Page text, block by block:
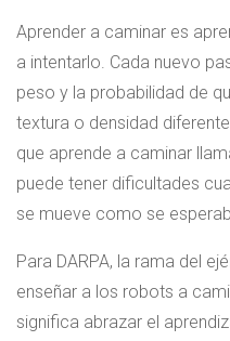
Aprender a caminar es
a intentarlo. Cada nuevo
peso y la probabilidad de
textura o densidad
que aprende a caminar
puede tener dificultades
se mueve como se
Para DARPA, la rama del
enseñar a los robots a
significa abrazar el